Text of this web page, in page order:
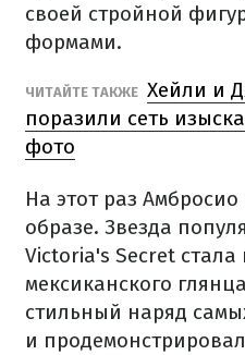
своей стройной
формами.
ЧИТАЙТЕ ТАКЖЕ Хейли и
поразили сеть
фото
На этот раз
образе. Звезда
Victoria's Secret стала
мексиканского
стильный наряд
и